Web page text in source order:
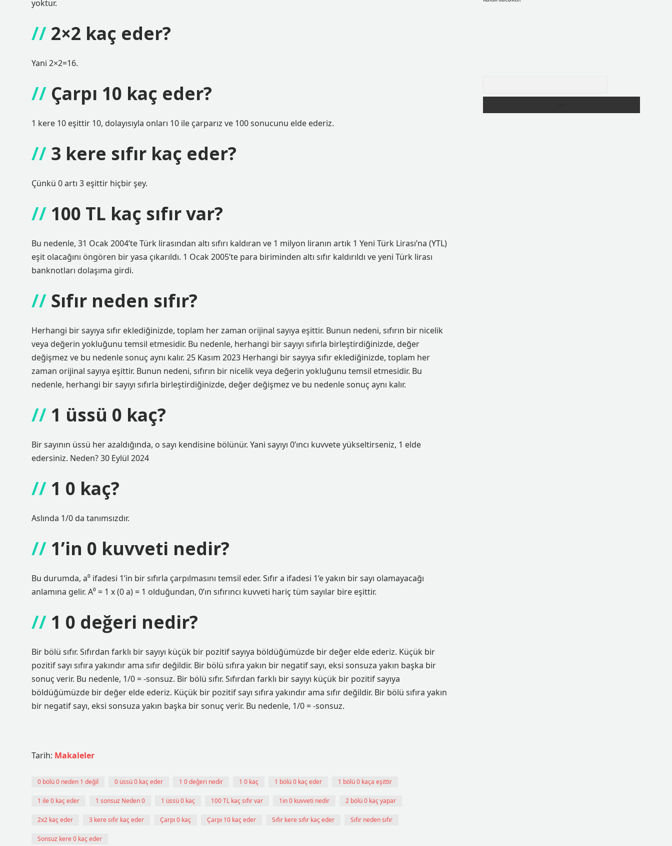
yoktur.
2×2 kaç eder?
Yani 2×2=16.
Çarpı 10 kaç eder?
1 kere 10 eşittir 10, dolayısıyla onları 10 ile çarparız ve 100 sonucunu elde ederiz.
3 kere sıfır kaç eder?
Çünkü 0 artı 3 eşittir hiçbir şey.
100 TL kaç sıfır var?
Bu nedenle, 31 Ocak 2004’te Türk lirasından altı sıfırı kaldıran ve 1 milyon liranın artık 1 Yeni Türk Lirası’na (YTL)
eşit olacağını öngören bir yasa çıkarıldı. 1 Ocak 2005’te para biriminden altı sıfır kaldırıldı ve yeni Türk lirası
banknotları dolaşıma girdi.
Sıfır neden sıfır?
Herhangi bir sayıya sıfır eklediğinizde, toplam her zaman orijinal sayıya eşittir. Bunun nedeni, sıfırın bir nicelik
veya değerin yokluğunu temsil etmesidir. Bu nedenle, herhangi bir sayıyı sıfırla birleştirdiğinizde, değer
değişmez ve bu nedenle sonuç aynı kalır. 25 Kasım 2023 Herhangi bir sayıya sıfır eklediğinizde, toplam her
zaman orijinal sayıya eşittir. Bunun nedeni, sıfırın bir nicelik veya değerin yokluğunu temsil etmesidir. Bu
nedenle, herhangi bir sayıyı sıfırla birleştirdiğinizde, değer değişmez ve bu nedenle sonuç aynı kalır.
1 üssü 0 kaç?
Bir sayının üssü her azaldığında, o sayı kendisine bölünür. Yani sayıyı 0’ıncı kuvvete yükseltirseniz, 1 elde
edersiniz. Neden? 30 Eylül 2024
1 0 kaç?
Aslında 1/0 da tanımsızdır.
1’in 0 kuvveti nedir?
Bu durumda, a⁰ ifadesi 1’in bir sıfırla çarpılmasını temsil eder. Sıfır a ifadesi 1’e yakın bir sayı olamayacağı
anlamına gelir. A⁰ = 1 x (0 a) = 1 olduğundan, 0’ın sıfırıncı kuvveti hariç tüm sayılar bire eşittir.
1 0 değeri nedir?
Bir bölü sıfır. Sıfırdan farklı bir sayıyı küçük bir pozitif sayıya böldüğümüzde bir değer elde ederiz. Küçük bir
pozitif sayı sıfıra yakındır ama sıfır değildir. Bir bölü sıfıra yakın bir negatif sayı, eksi sonsuza yakın başka bir
sonuç verir. Bu nedenle, 1/0 = -sonsuz. Bir bölü sıfır. Sıfırdan farklı bir sayıyı küçük bir pozitif sayıya
böldüğümüzde bir değer elde ederiz. Küçük bir pozitif sayı sıfıra yakındır ama sıfır değildir. Bir bölü sıfıra yakın
bir negatif sayı, eksi sonsuza yakın başka bir sonuç verir. Bu nedenle, 1/0 = -sonsuz.
Tarih: Makaleler
0 bölü 0 neden 1 değil 0 üssü 0 kaç eder 1 0 değeri nedir 1 0 kaç 1 bölü 0 kaç eder 1 bölü 0 kaça eşittir
1 ile 0 kaç eder 1 sonsuz Neden 0 1 üssü 0 kaç 100 TL kaç sıfır var 1in 0 kuvveti nedir 2 bölü 0 kaç yapar
2x2 kaç eder 3 kere sıfır kaç eder Çarpı 0 kaç Çarpı 10 kaç eder Sıfır kere sıfır kaç eder Sıfır neden sıfır
Sonsuz kere 0 kaç eder